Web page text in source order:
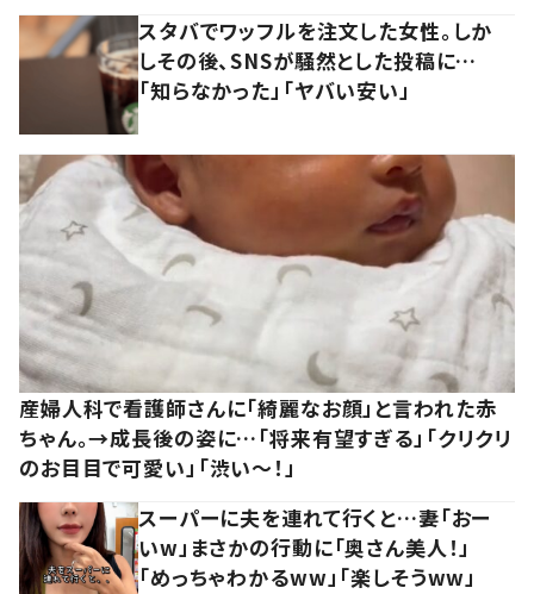
スタバでワッフルを注文した女性。しか
しその後、SNSが騒然とした投稿に…
「知らなかった」「ヤバい安い」
産婦人科で看護師さんに「綺麗なお顔」と言われた赤
ちゃん。→成長後の姿に…「将来有望すぎる」「クリクリ
のお目目で可愛い」「渋い～！」
スーパーに夫を連れて行くと…妻「おー
いw」まさかの行動に「奥さん美人！」
「めっちゃわかるww」「楽しそうww」